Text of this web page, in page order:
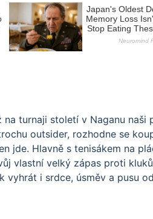
turnaji století v Naganu naši
outsider, rozhodne se
jde. Hlavně s tenisákem na
vlastní velký zápas proti
vyhrát i srdce, úsměv a pusu